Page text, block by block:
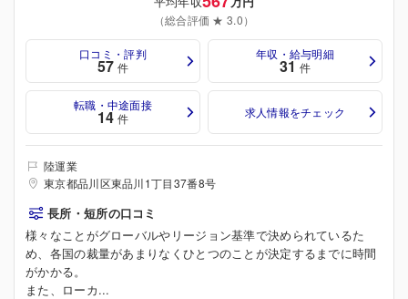
（総合評価 ★ 3.0）
口コミ・評判
57 件
年収・給与明細
31 件
転職・中途面接
14 件 求人情報をチェック
陸運業
東京都品川区東品川1丁目37番8号
長所・短所の口コミ
様々なことがグローバルやリージョン基準で決められているた
め、各国の裁量があまりなくひとつのことが決定するまでに時間
がかかる。
また、ローカ...